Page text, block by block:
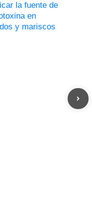
la fuente de
en
y mariscos